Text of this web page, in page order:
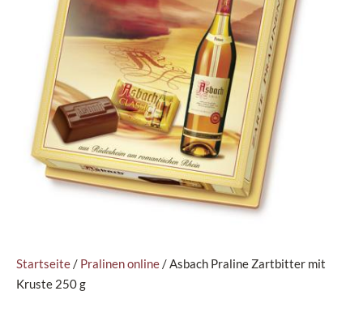
Startseite/ Pralinen online/ Asbach Praline Zartbitter mit
Kruste 250 g